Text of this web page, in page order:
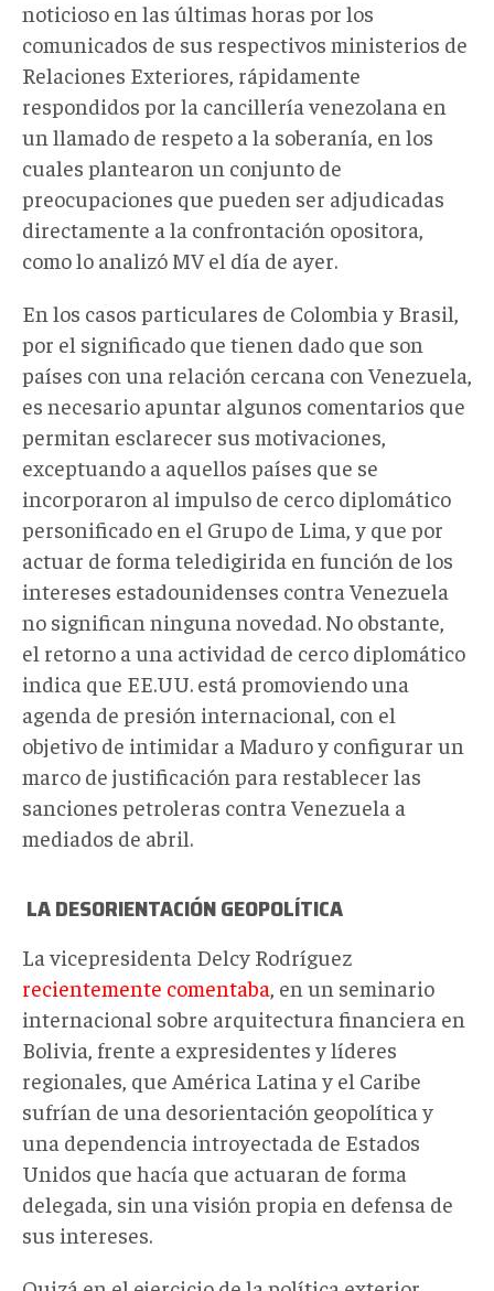
noticioso en las últimas horas por los
comunicados de sus respectivos ministerios de
Relaciones Exteriores, rápidamente
respondidos por la cancillería venezolana en
un llamado de respeto a la soberanía, en los
cuales plantearon un conjunto de
preocupaciones que pueden ser adjudicadas
directamente a la confrontación opositora,
como lo analizó MV el día de ayer.
En los casos particulares de Colombia y Brasil,
por el significado que tienen dado que son
países con una relación cercana con Venezuela,
es necesario apuntar algunos comentarios que
permitan esclarecer sus motivaciones,
exceptuando a aquellos países que se
incorporaron al impulso de cerco diplomático
personificado en el Grupo de Lima, y que por
actuar de forma teledigirida en función de los
intereses estadounidenses contra Venezuela
no significan ninguna novedad. No obstante,
el retorno a una actividad de cerco diplomático
indica que EE.UU. está promoviendo una
agenda de presión internacional, con el
objetivo de intimidar a Maduro y configurar un
marco de justificación para restablecer las
sanciones petroleras contra Venezuela a
mediados de abril.
LA DESORIENTACIÓN GEOPOLÍTICA
La vicepresidenta Delcy Rodríguez
recientemente comentaba , en un seminario
internacional sobre arquitectura financiera en
Bolivia, frente a expresidentes y líderes
regionales, que América Latina y el Caribe
sufrían de una desorientación geopolítica y
una dependencia introyectada de Estados
Unidos que hacía que actuaran de forma
delegada, sin una visión propia en defensa de
sus intereses.